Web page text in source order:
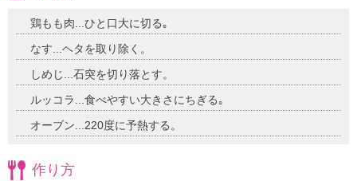
鶏もも肉...ひと口大に切る｡
なす...ヘタを取り除く。
しめじ...石突を切り落とす。
ルッコラ...食べやすい大きさにちぎる｡
オーブン...220度に予熱する。
作り方